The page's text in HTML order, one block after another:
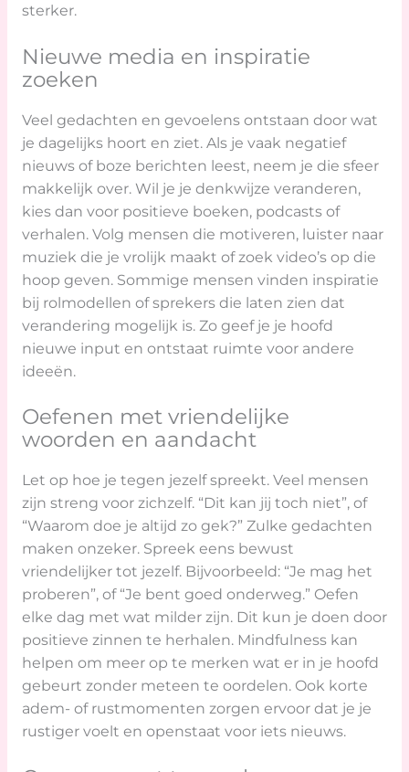
sterker.
Nieuwe media en inspiratie
zoeken
Veel gedachten en gevoelens ontstaan door wat
je dagelijks hoort en ziet. Als je vaak negatief
nieuws of boze berichten leest, neem je die sfeer
makkelijk over. Wil je je denkwijze veranderen,
kies dan voor positieve boeken, podcasts of
verhalen. Volg mensen die motiveren, luister naar
muziek die je vrolijk maakt of zoek video’s op die
hoop geven. Sommige mensen vinden inspiratie
bij rolmodellen of sprekers die laten zien dat
verandering mogelijk is. Zo geef je je hoofd
nieuwe input en ontstaat ruimte voor andere
ideeën.
Oefenen met vriendelijke
woorden en aandacht
Let op hoe je tegen jezelf spreekt. Veel mensen
zijn streng voor zichzelf. “Dit kan jij toch niet”, of
“Waarom doe je altijd zo gek?” Zulke gedachten
maken onzeker. Spreek eens bewust
vriendelijker tot jezelf. Bijvoorbeeld: “Je mag het
proberen”, of “Je bent goed onderweg.” Oefen
elke dag met wat milder zijn. Dit kun je doen door
positieve zinnen te herhalen. Mindfulness kan
helpen om meer op te merken wat er in je hoofd
gebeurt zonder meteen te oordelen. Ook korte
adem- of rustmomenten zorgen ervoor dat je je
rustiger voelt en openstaat voor iets nieuws.